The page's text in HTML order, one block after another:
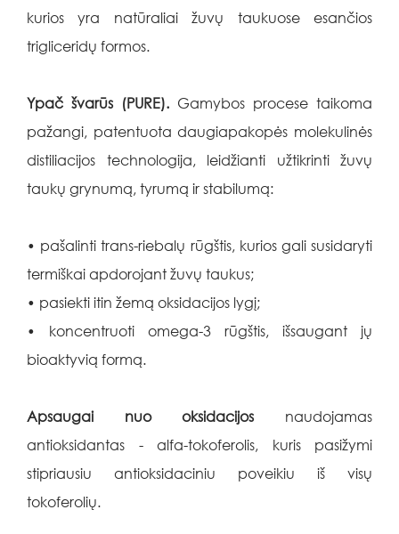
kurios yra natūraliai žuvų taukuose esančios
trigliceridų formos.
Ypač švarūs (PURE). Gamybos procese taikoma
pažangi, patentuota daugiapakopės molekulinės
distiliacijos technologija, leidžianti užtikrinti žuvų
taukų grynumą, tyrumą ir stabilumą:
• pašalinti trans-riebalų rūgštis, kurios gali susidaryti
termiškai apdorojant žuvų taukus;
• pasiekti itin žemą oksidacijos lygį;
• koncentruoti omega-3 rūgštis, išsaugant jų
bioaktyvią formą.
Apsaugai nuo oksidacijos naudojamas
antioksidantas - alfa-tokoferolis, kuris pasižymi
stipriausiu antioksidaciniu poveikiu iš visų
tokoferolių.